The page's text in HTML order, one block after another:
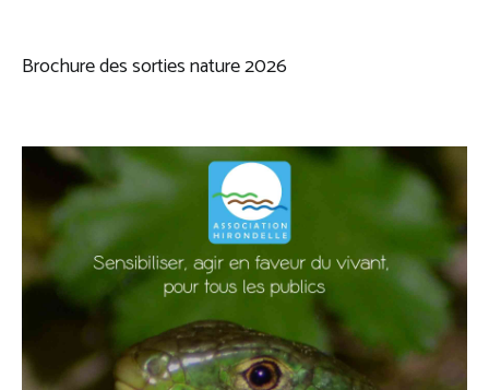
Brochure des sorties nature 2026